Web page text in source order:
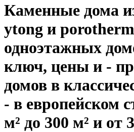
Каменные дома
ytong и
одноэтажных
ключ, цены и -
домов в
- в европейском
м² до 300 м² и от